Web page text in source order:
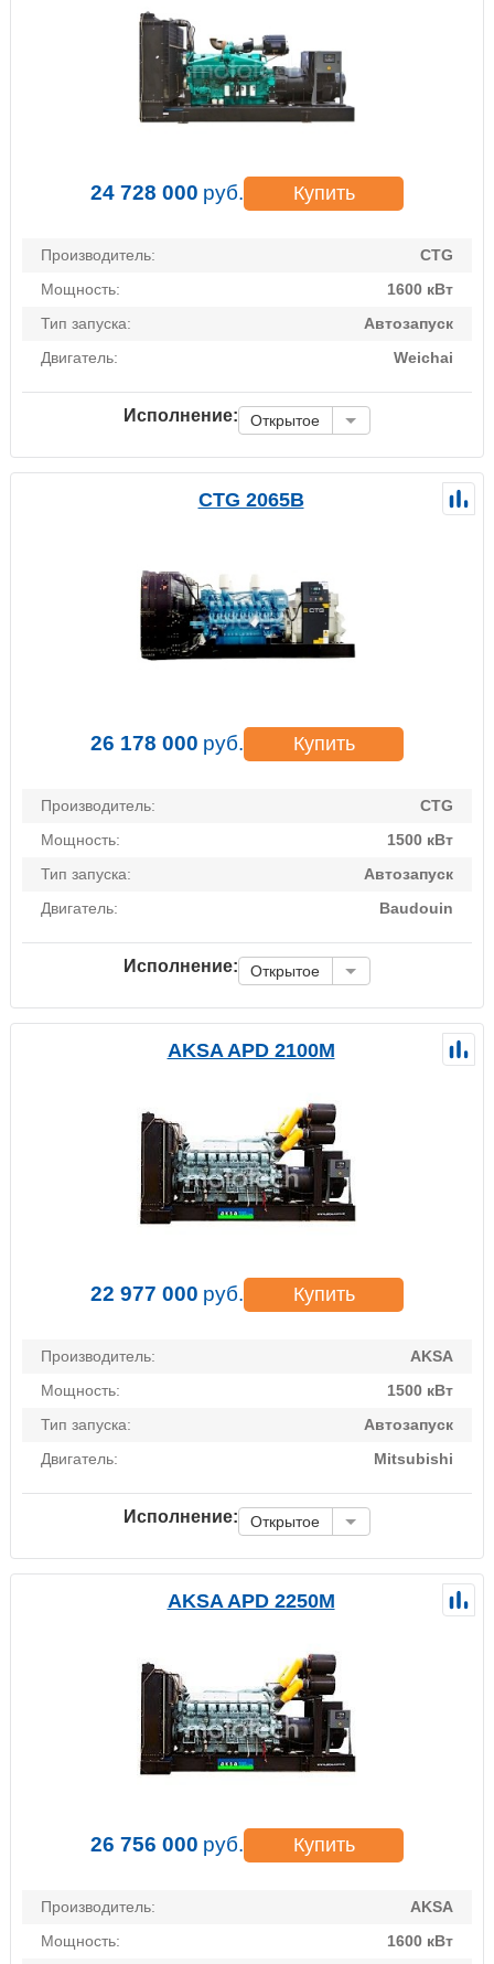
24 728 000 руб. Купить
Производитель:
CTG
Мощность:
1600 кВт
Тип запуска:
Автозапуск
Двигатель:
Weichai
Исполнение: Открытое
CTG 2065B
26 178 000 руб. Купить
Производитель:
CTG
Мощность:
1500 кВт
Тип запуска:
Автозапуск
Двигатель:
Baudouin
Исполнение: Открытое
AKSA APD 2100M
22 977 000 руб. Купить
Производитель:
AKSA
Мощность:
1500 кВт
Тип запуска:
Автозапуск
Двигатель:
Mitsubishi
Исполнение: Открытое
AKSA APD 2250M
26 756 000 руб. Купить
Производитель:
AKSA
Мощность:
1600 кВт